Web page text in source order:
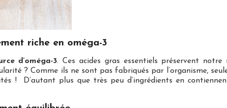
riche en oméga-3
d’oméga-3. Ces acides gras essentiels préservent
? Comme ils ne sont pas fabriqués par l’organisme,
! D’autant plus que très peu d’ingrédients en